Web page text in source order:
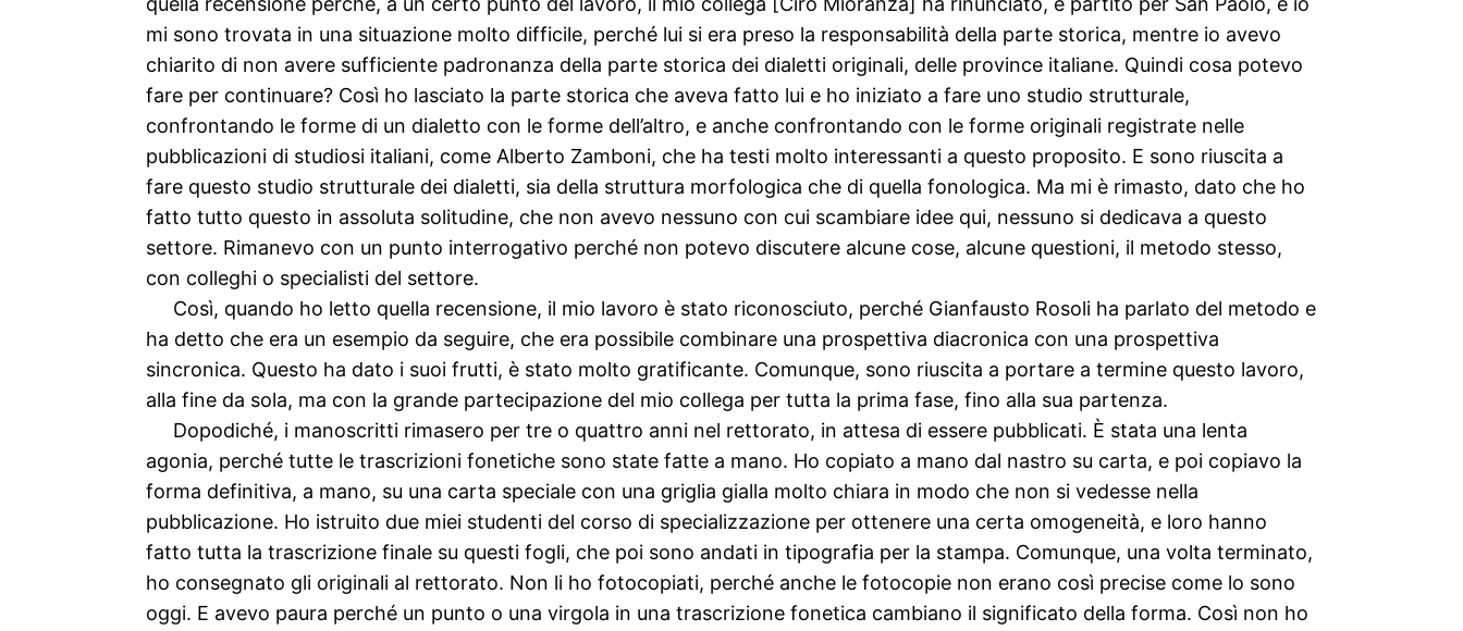
mi sono trovata in una situazione molto difficile, perché lui si era preso la responsabilità della parte storica, mentre io avevo
chiarito di non avere sufficiente padronanza della parte storica dei dialetti originali, delle province italiane. Quindi cosa potevo
fare per continuare? Così ho lasciato la parte storica che aveva fatto lui e ho iniziato a fare uno studio strutturale,
confrontando le forme di un dialetto con le forme dell’altro, e anche confrontando con le forme originali registrate nelle
pubblicazioni di studiosi italiani, come Alberto Zamboni, che ha testi molto interessanti a questo proposito. E sono riuscita a
fare questo studio strutturale dei dialetti, sia della struttura morfologica che di quella fonologica. Ma mi è rimasto, dato che ho
fatto tutto questo in assoluta solitudine, che non avevo nessuno con cui scambiare idee qui, nessuno si dedicava a questo
settore. Rimanevo con un punto interrogativo perché non potevo discutere alcune cose, alcune questioni, il metodo stesso,
con colleghi o specialisti del settore.
Così, quando ho letto quella recensione, il mio lavoro è stato riconosciuto, perché Gianfausto Rosoli ha parlato del metodo e
ha detto che era un esempio da seguire, che era possibile combinare una prospettiva diacronica con una prospettiva
sincronica. Questo ha dato i suoi frutti, è stato molto gratificante. Comunque, sono riuscita a portare a termine questo lavoro,
alla fine da sola, ma con la grande partecipazione del mio collega per tutta la prima fase, fino alla sua partenza.
Dopodiché, i manoscritti rimasero per tre o quattro anni nel rettorato, in attesa di essere pubblicati. È stata una lenta
agonia, perché tutte le trascrizioni fonetiche sono state fatte a mano. Ho copiato a mano dal nastro su carta, e poi copiavo la
forma definitiva, a mano, su una carta speciale con una griglia gialla molto chiara in modo che non si vedesse nella
pubblicazione. Ho istruito due miei studenti del corso di specializzazione per ottenere una certa omogeneità, e loro hanno
fatto tutta la trascrizione finale su questi fogli, che poi sono andati in tipografia per la stampa. Comunque, una volta terminato,
ho consegnato gli originali al rettorato. Non li ho fotocopiati, perché anche le fotocopie non erano così precise come lo sono
oggi. E avevo paura perché un punto o una virgola in una trascrizione fonetica cambiano il significato della forma. Così non ho